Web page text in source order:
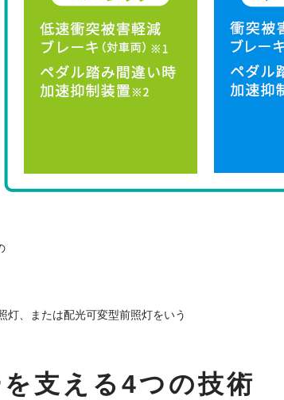
、または配光可変型前照灯をいう
支える4つの技術